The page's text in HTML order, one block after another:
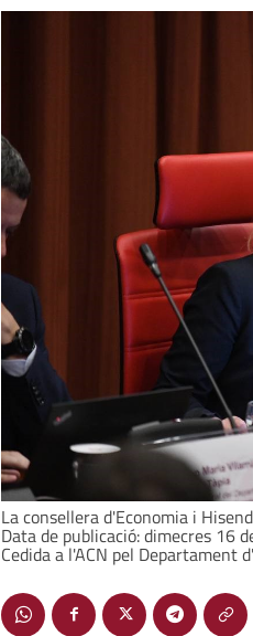
La consellera d'Economia i
Data de publicació: dimecres 16
Cedida a l'ACN pel Departament